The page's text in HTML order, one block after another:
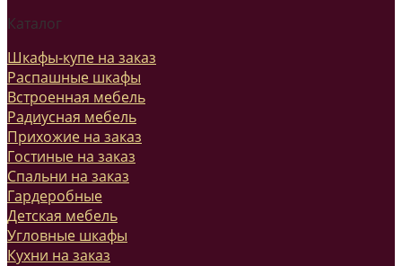
Каталог
Шкафы-купе на заказ
Распашные шкафы
Встроенная мебель
Радиусная мебель
Прихожие на заказ
Гостиные на заказ
Спальни на заказ
Гардеробные
Детская мебель
Угловные шкафы
Кухни на заказ